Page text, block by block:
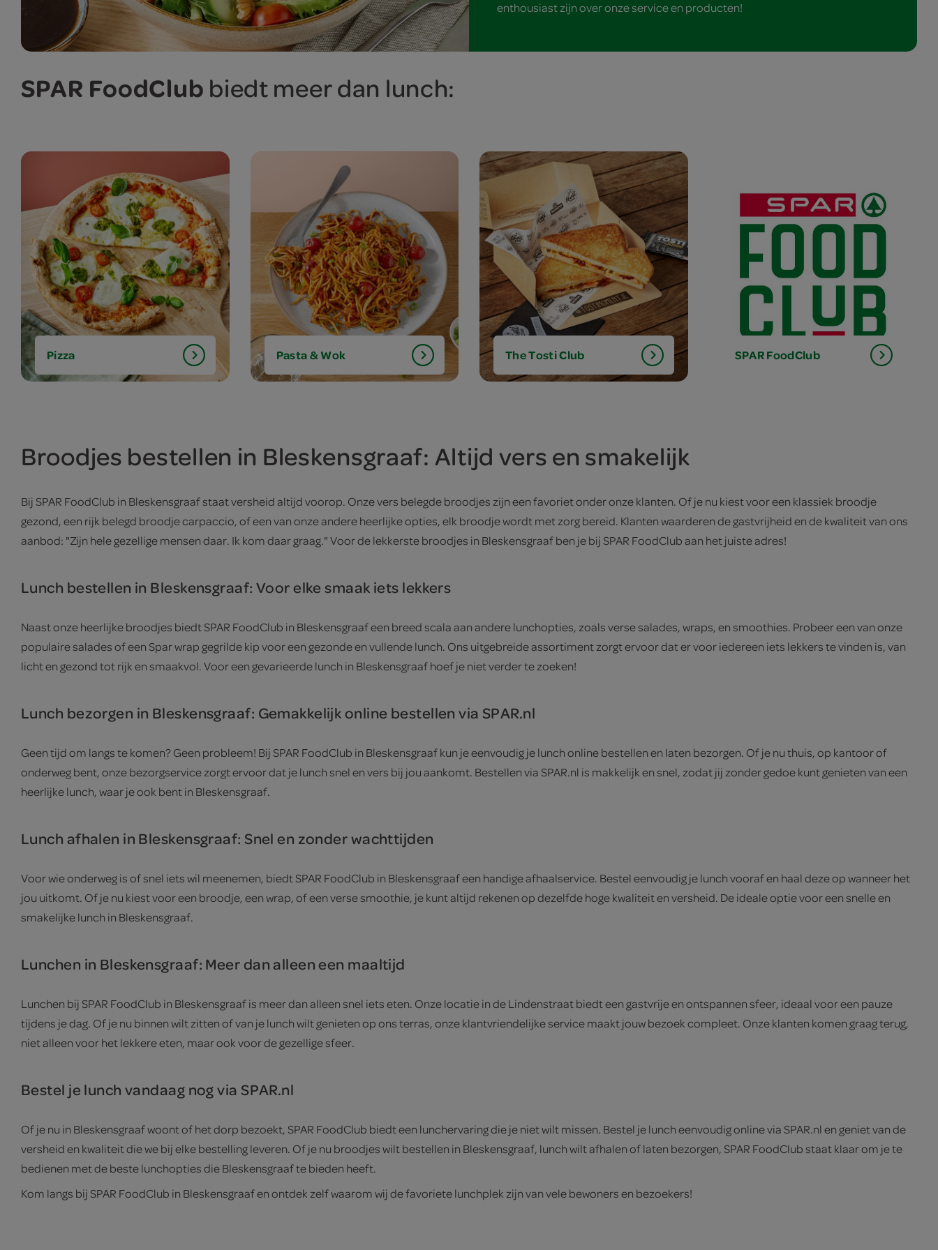
enthousiast zijn over onze service en producten!
SPAR FoodClub biedt meer dan lunch:
Pizza Pasta & Wok The Tosti Club SPARFoodClub
Broodjes bestellen in Bleskensgraaf: Altijd vers en smakelijk
Bij SPAR FoodClub in Bleskensgraaf staat versheid altijd voorop. Onze vers belegde broodjes zijn een favoriet onder onze klanten. Of je nu kiest voor een klassiek broodje
gezond, een rijk belegd broodje carpaccio, of een van onze andere heerlijke opties, elk broodje wordt met zorg bereid. Klanten waarderen de gastvrijheid en de kwaliteit van ons
aanbod: "Zijn hele gezellige mensen daar. Ik kom daar graag." Voor de lekkerste broodjes in Bleskensgraaf ben je bij SPAR FoodClub aan het juiste adres!
Lunch bestellen in Bleskensgraaf: Voor elke smaak iets lekkers
Naast onze heerlijke broodjes biedt SPAR FoodClub in Bleskensgraaf een breed scala aan andere lunchopties, zoals verse salades, wraps, en smoothies. Probeer een van onze
populaire salades of een Spar wrap gegrilde kip voor een gezonde en vullende lunch. Ons uitgebreide assortiment zorgt ervoor dat er voor iedereen iets lekkers te vinden is, van
licht en gezond tot rijk en smaakvol. Voor een gevarieerde lunch in Bleskensgraaf hoef je niet verder te zoeken!
Lunch bezorgen in Bleskensgraaf: Gemakkelijk online bestellen via SPAR.nl
Geen tijd om langs te komen? Geen probleem! Bij SPAR FoodClub in Bleskensgraaf kun je eenvoudig je lunch online bestellen en laten bezorgen. Of je nu thuis, op kantoor of
onderweg bent, onze bezorgservice zorgt ervoor dat je lunch snel en vers bij jou aankomt. Bestellen via SPAR.nl is makkelijk en snel, zodat jij zonder gedoe kunt genieten van een
heerlijke lunch, waar je ook bent in Bleskensgraaf.
Lunch afhalen in Bleskensgraaf: Snel en zonder wachttijden
Voor wie onderweg is of snel iets wil meenemen, biedt SPAR FoodClub in Bleskensgraaf een handige afhaalservice. Bestel eenvoudig je lunch vooraf en haal deze op wanneer het
jou uitkomt. Of je nu kiest voor een broodje, een wrap, of een verse smoothie, je kunt altijd rekenen op dezelfde hoge kwaliteit en versheid. De ideale optie voor een snelle en
smakelijke lunch in Bleskensgraaf.
Lunchen in Bleskensgraaf: Meer dan alleen een maaltijd
Lunchen bij SPAR FoodClub in Bleskensgraaf is meer dan alleen snel iets eten. Onze locatie in de Lindenstraat biedt een gastvrije en ontspannen sfeer, ideaal voor een pauze
tijdens je dag. Of je nu binnen wilt zitten of van je lunch wilt genieten op ons terras, onze klantvriendelijke service maakt jouw bezoek compleet. Onze klanten komen graag terug,
niet alleen voor het lekkere eten, maar ook voor de gezellige sfeer.
Bestel je lunch vandaag nog via SPAR.nl
Of je nu in Bleskensgraaf woont of het dorp bezoekt, SPAR FoodClub biedt een lunchervaring die je niet wilt missen. Bestel je lunch eenvoudig online via SPAR.nl en geniet van de
versheid en kwaliteit die we bij elke bestelling leveren. Of je nu broodjes wilt bestellen in Bleskensgraaf, lunch wilt afhalen of laten bezorgen, SPAR FoodClub staat klaar om je te
bedienen met de beste lunchopties die Bleskensgraaf te bieden heeft.
Kom langs bij SPAR FoodClub in Bleskensgraaf en ontdek zelf waarom wij de favoriete lunchplek zijn van vele bewoners en bezoekers!